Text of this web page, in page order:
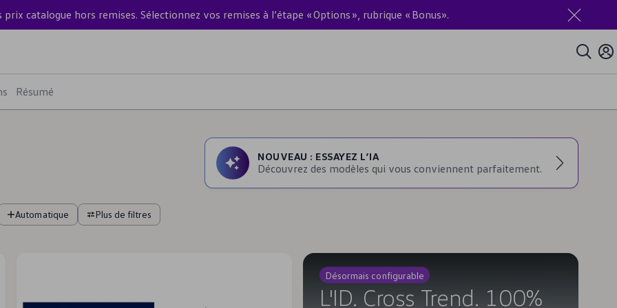
catalogue hors remises. Sélectionnez vos remises à l’étape « Options », rubrique « Bonus».
Résumé
NOUVEAU : ESSAYEZ L’IA
Découvrez des modèles qui vous conviennent parfaitement.
Automatique Plus de filtres
Désormais configurable
L'ID. Cross Trend. 100%